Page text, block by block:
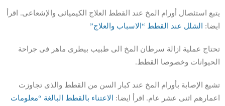
يتبع استئصال أورام المخ عند القطط العلاج الكيميائى والإشعاعى. اقرأ
ايضا:
الشلل عند القطط “الاسباب والعلاج”
تحتاج عملية ازالة سرطان المخ الى طبيب بيطرى ماهر فى جراحة
الحيوانات وخصوصا القطط.
تشيع الإصابة بأورام المخ عند كبار السن من القطط والذى تجاوزت
اعمارهم اثنى عشر عام. اقرأ ايضا:
الاعتناء بالقطط البالغة “معلومات